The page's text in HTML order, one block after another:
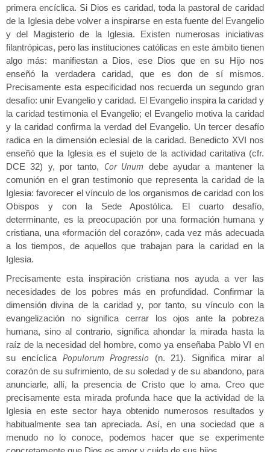
primera encíclica. Si Dios es caridad, toda la pastoral de caridad
de la Iglesia debe volver a inspirarse en esta fuente del Evangelio
y del Magisterio de la Iglesia. Existen numerosas iniciativas
filantrópicas, pero las instituciones católicas en este ámbito tienen
algo más: manifiestan a Dios, ese Dios que en su Hijo nos
enseñó la verdadera caridad, que es don de sí mismos.
Precisamente esta especificidad nos recuerda un segundo gran
desafío: unir Evangelio y caridad. El Evangelio inspira la caridad y
la caridad testimonia el Evangelio; el Evangelio motiva la caridad
y la caridad confirma la verdad del Evangelio. Un tercer desafío
radica en la dimensión eclesial de la caridad. Benedicto XVI nos
enseñó que la Iglesia es el sujeto de la actividad caritativa (cfr.
DCE 32) y, por tanto, Cor Unum debe ayudar a mantener la
comunión en el gran testimonio que representa la caridad de la
Iglesia: favorecer el vínculo de los organismos de caridad con los
Obispos y con la Sede Apostólica. El cuarto desafío,
determinante, es la preocupación por una formación humana y
cristiana, una «formación del corazón», cada vez más adecuada
a los tiempos, de aquellos que trabajan para la caridad en la
Iglesia.
Precisamente esta inspiración cristiana nos ayuda a ver las
necesidades de los pobres más en profundidad. Confirmar la
dimensión divina de la caridad y, por tanto, su vínculo con la
evangelización no significa cerrar los ojos ante la pobreza
humana, sino al contrario, significa ahondar la mirada hasta la
raíz de la necesidad del hombre, como ya enseñaba Pablo VI en
su encíclica Populorum Progressio (n. 21). Significa mirar al
corazón de su sufrimiento, de su soledad y de su abandono, para
anunciarle, allí, la presencia de Cristo que lo ama. Creo que
precisamente esta mirada profunda hace que la actividad de la
Iglesia en este sector haya obtenido numerosos resultados y
habitualmente sea tan apreciada. Así, en una sociedad que a
menudo no lo conoce, podemos hacer que se experimente